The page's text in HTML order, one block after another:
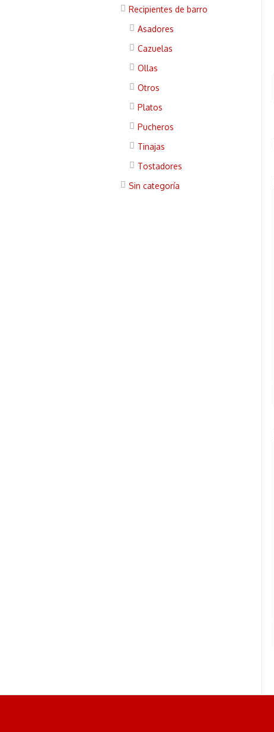
Recipientes de barro
Asadores
Cazuelas
Ollas
Otros
Platos
Pucheros
Tinajas
Tostadores
Sin categoría